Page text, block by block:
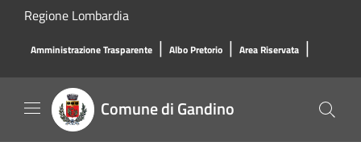
Salta al contenuto principale
Regione Lombardia
Amministrazione Trasparente | Albo Pretorio | Area Riservata |
Comune di Gandino